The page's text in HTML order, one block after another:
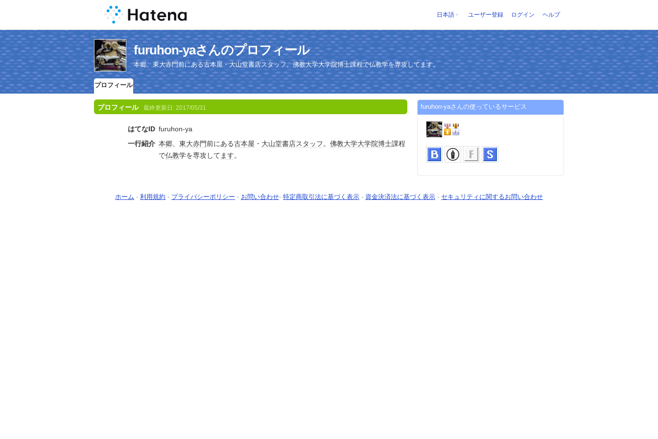
日本語 ユーザー登録 ログイン ヘルプ
furuhon-yaさんのプロフィール
本郷、東大赤門前にある古本屋・大山堂書店スタッフ。佛教大学大学院博士課程で仏教学を専攻してます。
プロフィール
プロフィール 最終更新日: 2017/05/31
はてなID furuhon-ya
一行紹介 本郷、 東大赤門前にある古本屋 ・ 大山堂書店スタッフ。 佛教大学大学院博士課程
で仏教学を専攻してます。
furuhon-yaさんの使っているサービス
ホーム - 利用規約 - プライバシーポリシー - お問い合わせ- 特定商取引法に基づく表示 - 資金決済法に基づく表示 - セキュリティに関するお問い合わせ